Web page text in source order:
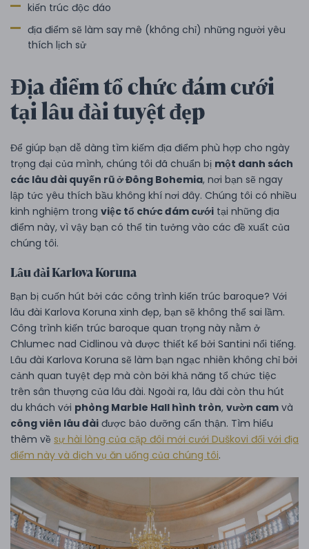
kiến trúc độc đáo
địa điểm sẽ làm say mê (không chỉ) những người yêu
thích lịch sử
Địa điểm tổ chức đám cưới
tại lâu đài tuyệt đẹp
Để giúp bạn dễ dàng tìm kiếm địa điểm phù hợp cho ngày
trọng đại của mình, chúng tôi đã chuẩn bị một danh sách
các lâu đài quyến rũ ở Đông Bohemia, nơi bạn sẽ ngay
lập tức yêu thích bầu không khí nơi đây. Chúng tôi có nhiều
kinh nghiệm trong việc tổ chức đám cưới tại những địa
điểm này, vì vậy bạn có thể tin tưởng vào các đề xuất của
chúng tôi.
Lâu đài Karlova Koruna
Bạn bị cuốn hút bởi các công trình kiến trúc baroque? Với
lâu đài Karlova Koruna xinh đẹp, bạn sẽ không thể sai lầm.
Công trình kiến trúc baroque quan trọng này nằm ở
Chlumec nad Cidlinou và được thiết kế bởi Santini nổi tiếng.
Lâu đài Karlova Koruna sẽ làm bạn ngạc nhiên không chỉ bởi
cảnh quan tuyệt đẹp mà còn bởi khả năng tổ chức tiệc
trên sân thượng của lâu đài. Ngoài ra, lâu đài còn thu hút
du khách với phòng Marble Hall hình tròn, vườn cam và
công viên lâu đài được bảo dưỡng cẩn thận. Tìm hiểu
thêm về sự hài lòng của cặp đôi mới cưới Duškovi đối với địa
điểm này và dịch vụ ăn uống của chúng tôi.